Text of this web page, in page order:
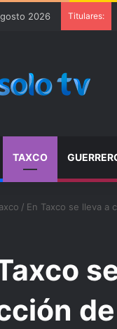
2026 Titulares:
TAXCO
/ En Taxco se lleva a